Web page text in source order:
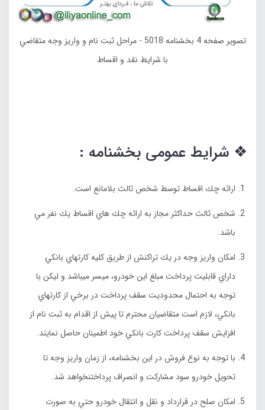
تصویر صفحه 4 بخشنامه 5018 - مراحل ثبت نام و واريز وجه متقاضي
با شرايط نقد و اقساط
❖ شرايط عمومی بخشنامه :
ارائه چك اقساط توسط شخص ثالث بلامانع است.
شخص ثالث حداكثر مجاز به ارائه چك هاي اقساط يك نفر مي
باشد.
امكان واريز وجه در يك تراكنش از طريق كليه كارتهاي بانكي
داراي قابليت پرداخت مبلغ اين خودرو، ميسر ميباشد و ليكن با
توجه به احتمال محدوديت سقف پرداخت در برخي از كارتهاي
بانكي، لازم است متقاضيان محترم تا پيش از اقدام به ثبت نام از
افزايش سقف پرداخت كارت بانكي خود اطمينان حاصل نمايند.
با توجه به نوع فروش در اين بخشنامه، از زمان واريز وجه تا
تحويل خودرو سود مشاركت و انصراف پرداختنخواهد شد.
امكان صلح در قرارداد و نقل و انتقال خودرو حتي به صورت